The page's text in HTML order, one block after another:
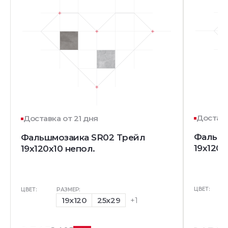
Доставка от 21 дня
Фальшмозаика SR02 Трейл
19x120x10 непол.
ЦВЕТ: РАЗМЕР:
19x120 25x29 +1
ЦВЕТ: